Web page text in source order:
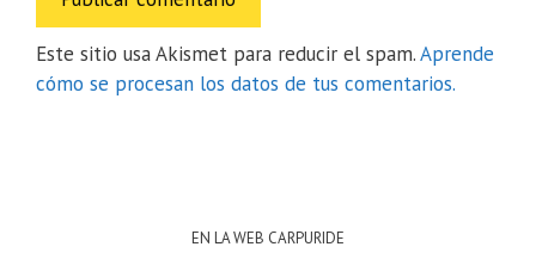
Este sitio usa Akismet para reducir el spam.Aprende
cómo se procesan los datos de tus comentarios.
EN LA WEB CARPURIDE